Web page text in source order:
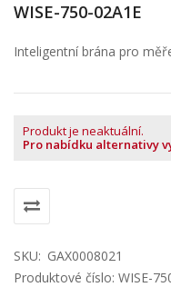
WISE-750-02A1E
Inteligentní brána pro
Produkt je neaktuální.
Pro nabídku alternativy
SKU: GAX0008021
Produktové číslo: WISE-